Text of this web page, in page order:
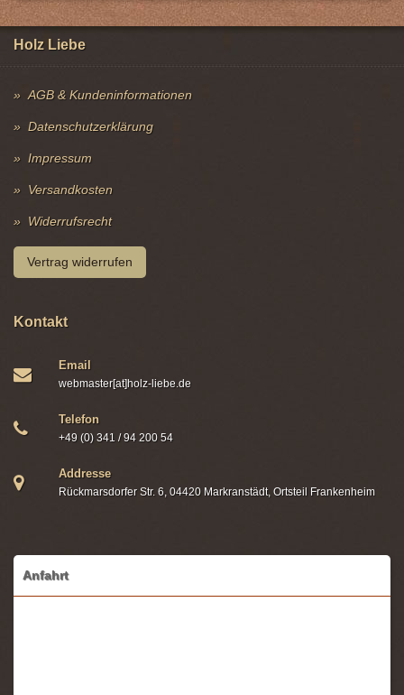
Holz Liebe
AGB & Kundeninformationen
Datenschutzerklärung
Impressum
Versandkosten
Widerrufsrecht
Vertrag widerrufen
Kontakt
Email
webmaster[at]holz-liebe.de
Telefon
+49 (0) 341 / 94 200 54
Addresse
Rückmarsdorfer Str. 6, 04420 Markranstädt, Ortsteil Frankenheim
Anfahrt